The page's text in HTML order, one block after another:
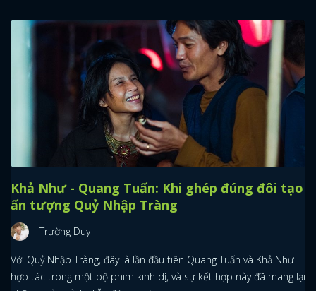
Khả Như - Quang Tuấn: Khi ghép đúng đôi tạo
ấn tượng Quỷ Nhập Tràng
Trường Duy
Với Quỷ Nhập Tràng, đây là lần đầu tiên Quang Tuấn và Khả Như
hợp tác trong một bộ phim kinh dị, và sự kết hợp này đã mang lại